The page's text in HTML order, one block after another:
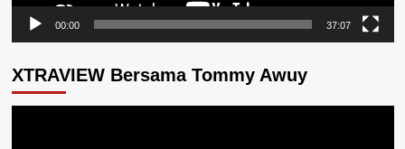
00:00 37:07
XTRAVIEW Bersama Tommy Awuy